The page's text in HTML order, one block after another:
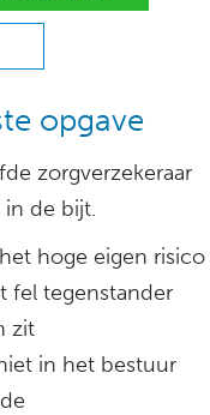
opgave
zorgverzekeraar
in de bijt.
hoge eigen risico
fel tegenstander
zit
in het bestuur